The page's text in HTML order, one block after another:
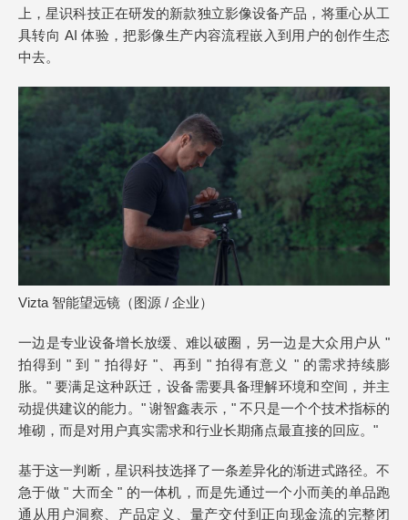
上，星识科技正在研发的新款独立影像设备产品，将重心从工
具转向 AI 体验，把影像生产内容流程嵌入到用户的创作生态
中去。
Vizta 智能望远镜（图源 / 企业）
一边是专业设备增长放缓、难以破圈，另一边是大众用户从 "
拍得到 " 到 " 拍得好 "、再到 " 拍得有意义 " 的需求持续膨
胀。" 要满足这种跃迁，设备需要具备理解环境和空间，并主
动提供建议的能力。" 谢智鑫表示，" 不只是一个个技术指标的
堆砌，而是对用户真实需求和行业长期痛点最直接的回应。"
基于这一判断，星识科技选择了一条差异化的渐进式路径。不
急于做 " 大而全 " 的一体机，而是先通过一个小而美的单品跑
通从用户洞察、产品定义、量产交付到正向现金流的完整闭